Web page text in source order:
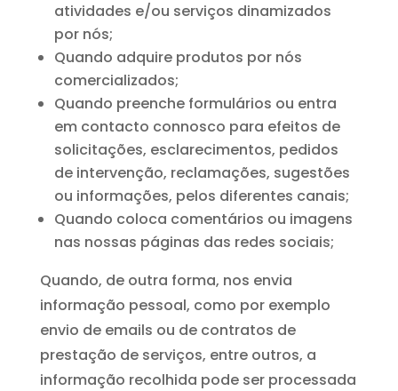
atividades e/ou serviços dinamizados
por nós;
Quando adquire produtos por nós
comercializados;
Quando preenche formulários ou entra
em contacto connosco para efeitos de
solicitações, esclarecimentos, pedidos
de intervenção, reclamações, sugestões
ou informações, pelos diferentes canais;
Quando coloca comentários ou imagens
nas nossas páginas das redes sociais;
Quando, de outra forma, nos envia
informação pessoal, como por exemplo
envio de emails ou de contratos de
prestação de serviços, entre outros, a
informação recolhida pode ser processada